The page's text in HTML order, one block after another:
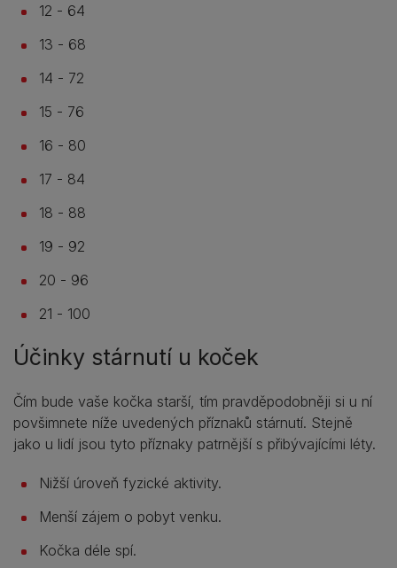
12 - 64
13 - 68
14 - 72
15 - 76
16 - 80
17 - 84
18 - 88
19 - 92
20 - 96
21 - 100
Účinky stárnutí u koček
Čím bude vaše kočka starší, tím pravděpodobněji si u ní
povšimnete níže uvedených příznaků stárnutí. Stejně
jako u lidí jsou tyto příznaky patrnější s přibývajícími léty.
Nižší úroveň fyzické aktivity.
Menší zájem o pobyt venku.
Kočka déle spí.